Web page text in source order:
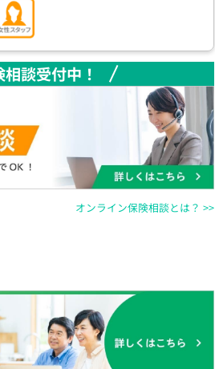
談受付中！
オンライン保険相談とは？ >>